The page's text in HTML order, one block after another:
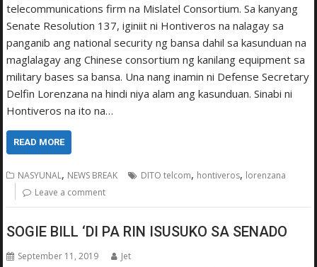
telecommunications firm na Mislatel Consortium. Sa kanyang
Senate Resolution 137, iginiit ni Hontiveros na nalagay sa
panganib ang national security ng bansa dahil sa kasunduan na
maglalagay ang Chinese consortium ng kanilang equipment sa
military bases sa bansa. Una nang inamin ni Defense Secretary
Delfin Lorenzana na hindi niya alam ang kasunduan. Sinabi ni
Hontiveros na ito na…
READ MORE
NASYUNAL, NEWS BREAK DITO telcom, hontiveros, lorenzana
Leave a comment
SOGIE BILL ‘DI PA RIN ISUSUKO SA SENADO
September 11, 2019 Jet